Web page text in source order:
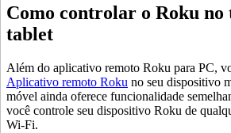
Como controlar o Roku no
tablet
Além do aplicativo remoto Roku para PC,
Aplicativo remoto Roku no seu dispositivo
móvel ainda oferece funcionalidade
você controle seu dispositivo Roku de
Wi-Fi.